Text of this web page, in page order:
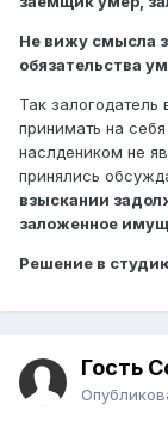
Не вижу смысла
обязательства
Так
принимать на
наслдеником не
принялись
взыскании
заложенное
Решение в
Гость